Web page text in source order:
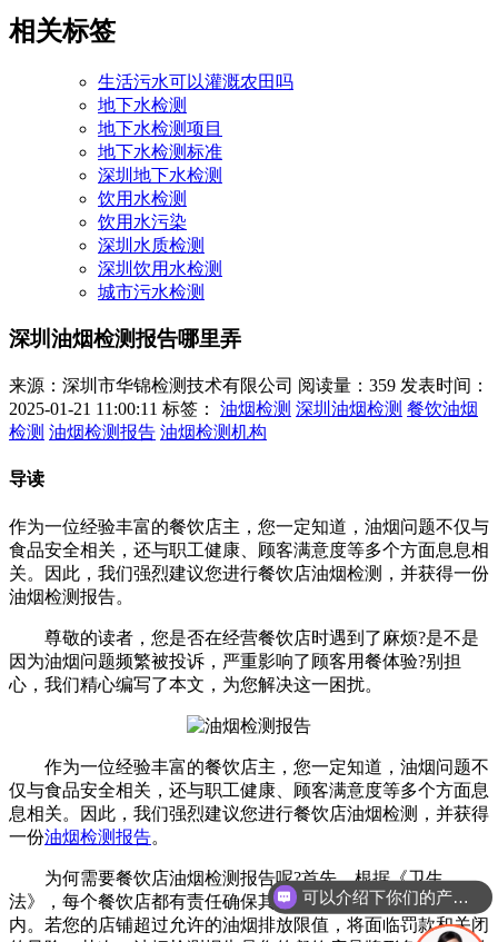
相关标签
生活污水可以灌溉农田吗
地下水检测
地下水检测项目
地下水检测标准
深圳地下水检测
饮用水检测
饮用水污染
深圳水质检测
深圳饮用水检测
城市污水检测
深圳油烟检测报告哪里弄
来源：深圳市华锦检测技术有限公司 阅读量：359 发表时间：
2025-01-21 11:00:11 标签： 油烟检测 深圳油烟检测 餐饮油烟
检测 油烟检测报告 油烟检测机构
导读
作为一位经验丰富的餐饮店主，您一定知道，油烟问题不仅与
食品安全相关，还与职工健康、顾客满意度等多个方面息息相
关。因此，我们强烈建议您进行餐饮店油烟检测，并获得一份
油烟检测报告​。
尊敬的读者，您是否在经营餐饮店时遇到了麻烦?是不是
因为油烟问题频繁被投诉，严重影响了顾客用餐体验?别担
心，我们精心编写了本文，为您解决这一困扰。
作为一位经验丰富的餐饮店主，您一定知道，油烟问题不
仅与食品安全相关，还与职工健康、顾客满意度等多个方面息
息相关。因此，我们强烈建议您进行餐饮店油烟检测，并获得
一份油烟检测报告。
为何需要餐饮店油烟检测报告呢?首先，根据《卫生
法》，每个餐饮店都有责任确保其油烟排放在环保标准范围
内。若您的店铺超过允许的油烟排放限值，将面临罚款和关闭
可以介绍下你们的产品么